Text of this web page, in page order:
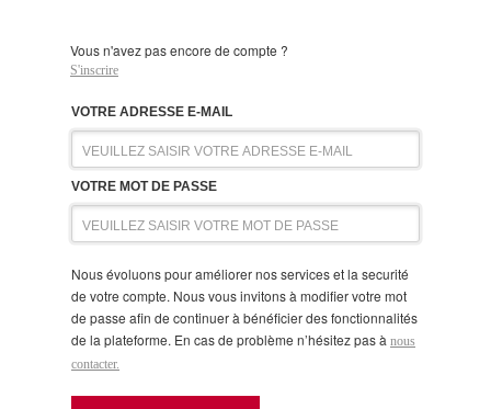
Vous n'avez pas encore de compte ?
S'inscrire
VOTRE ADRESSE E-MAIL
VOTRE MOT DE PASSE
Nous évoluons pour améliorer nos services et la securité
de votre compte. Nous vous invitons à modifier votre mot
de passe afin de continuer à bénéficier des fonctionnalités
de la plateforme. En cas de problème n’hésitez pas à nous
contacter.